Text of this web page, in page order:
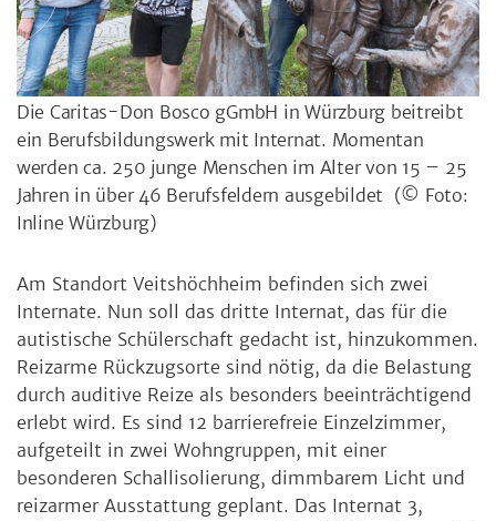
Die Caritas-Don Bosco gGmbH in Würzburg beitreibt
ein Berufsbildungswerk mit Internat. Momentan
werden ca. 250 junge Menschen im Alter von 15 – 25
Jahren in über 46 Berufsfeldern ausgebildet (© Foto:
Inline Würzburg)
Am Standort Veitshöchheim befinden sich zwei
Internate. Nun soll das dritte Internat, das für die
autistische Schülerschaft gedacht ist, hinzukommen.
Reizarme Rückzugsorte sind nötig, da die Belastung
durch auditive Reize als besonders beeinträchtigend
erlebt wird. Es sind 12 barrierefreie Einzelzimmer,
aufgeteilt in zwei Wohngruppen, mit einer
besonderen Schallisolierung, dimmbarem Licht und
reizarmer Ausstattung geplant. Das Internat 3,